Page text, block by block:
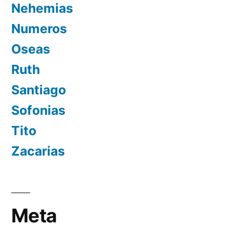
Nehemias
Numeros
Oseas
Ruth
Santiago
Sofonias
Tito
Zacarias
Meta